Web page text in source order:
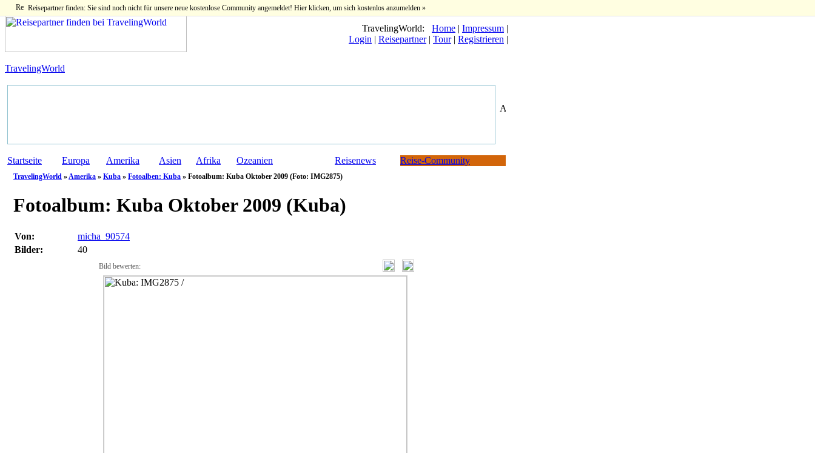
Reisepartner finden: Sie sind noch nicht für unsere neue kostenlose Community angemeldet! Hier klicken, um sich kostenlos anzumelden »
TravelingWorld: Home | Impressum |
Login | Reisepartner| Tour| Registrieren |
TravelingWorld
Startseite Europa Amerika Asien Afrika Ozeanien Reisenews Reise-Community
TravelingWorld »Amerika » Kuba » Fotoalben: Kuba » Fotoalbum: Kuba Oktober 2009 (Foto: IMG2875)
Fotoalbum: Kuba Oktober 2009 (Kuba)
Von:
micha_90574
Bilder:
40
Bild bewerten: